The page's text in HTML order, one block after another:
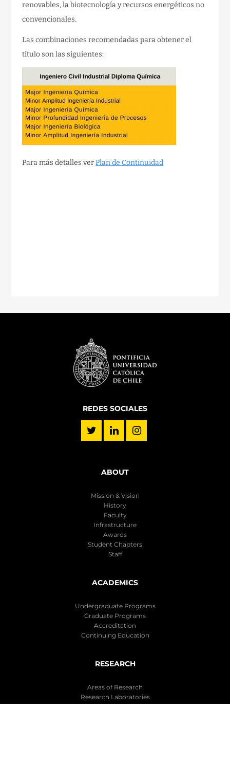
renovables, la biotecnología y recursos energéticos no
convencionales.
Las combinaciones recomendadas para obtener el
título son las siguientes:
Para más detalles verPlan de Continuidad
REDES SOCIALES
ABOUT
Mission & Vision
History
Faculty
Infrastructure
Awards
Student Chapters
Staff
ACADEMICS
Undergraduate Programs
Graduate Programs
Accreditation
Continuing Education
RESEARCH
Areas of Research
Research Laboratories
Research Opportunities